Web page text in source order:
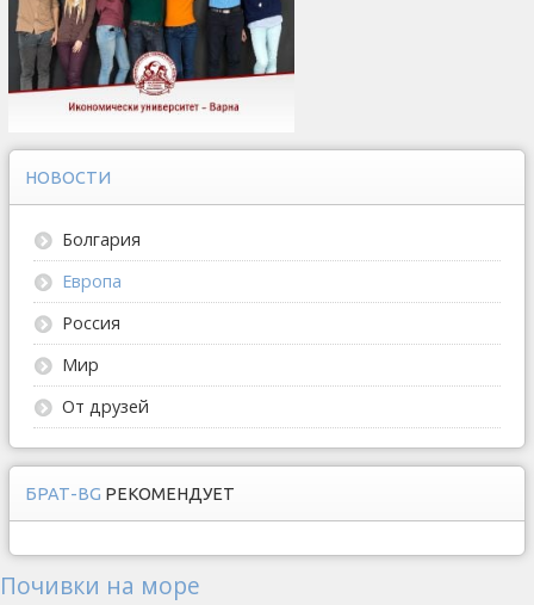
НОВОСТИ
Болгария
Европа
Россия
Мир
От друзей
БРАТ-BG РЕКОМЕНДУЕТ
Почивки на море